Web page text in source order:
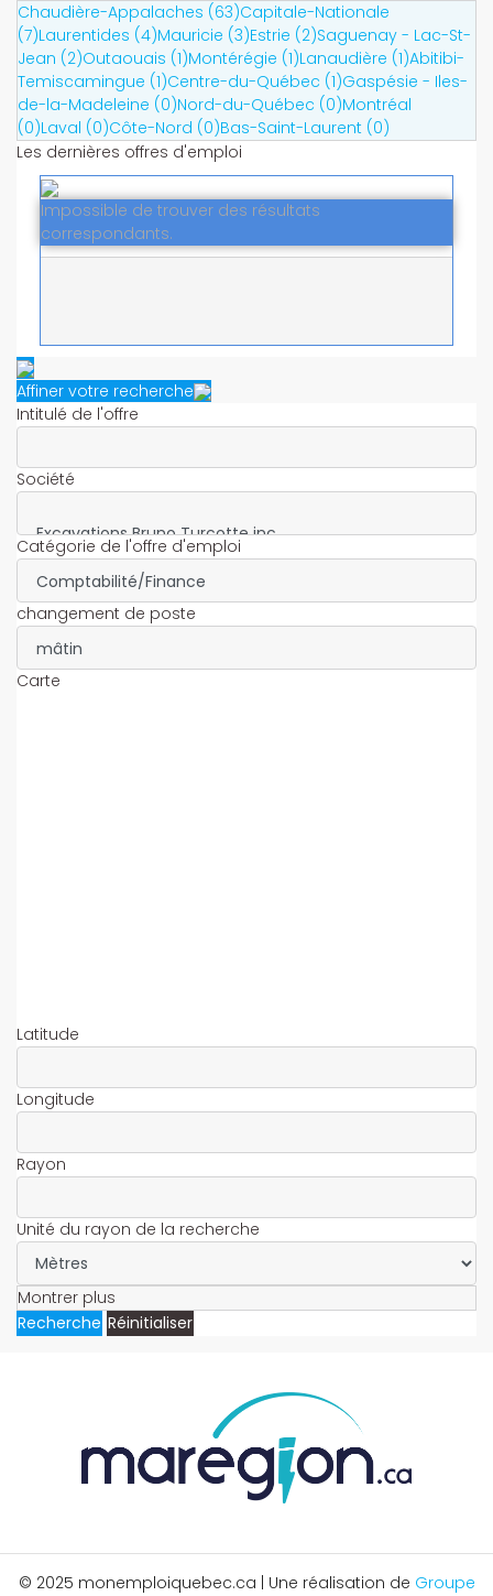
Chaudière-Appalaches (63)Capitale-Nationale
(7)Laurentides (4)Mauricie (3)Estrie (2)Saguenay - Lac-St-
Jean (2)Outaouais (1)Montérégie (1)Lanaudière (1)Abitibi-
Temiscamingue (1)Centre-du-Québec (1)Gaspésie - Iles-
de-la-Madeleine (0)Nord-du-Québec (0)Montréal
(0)Laval (0)Côte-Nord (0)Bas-Saint-Laurent (0)
Les dernières offres d'emploi
Impossible de trouver des résultats
correspondants.
Affiner votre recherche
Intitulé de l'offre
Société
Catégorie de l'offre d'emploi
changement de poste
Carte
Latitude
Longitude
Rayon
Unité du rayon de la recherche
Montrer plus
Recherche Réinitialiser
© 2025 monemploiquebec.ca | Une réalisation de Groupe